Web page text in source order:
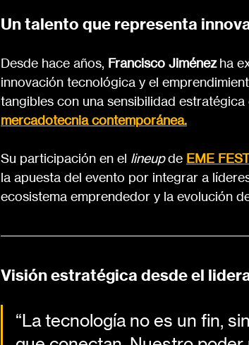
Un talento que representa
Desde hace años, Francisco Jiménez ha
innovación tecnológica y el
tangibles con una sensibilidad
mercadotecnia contemporánea.
Su participación en el lineup de EME
la apuesta del evento por integrar a
ecosistema emprendedor y la evolución
Visión estratégica desde el
“La tecnología no es un fin,